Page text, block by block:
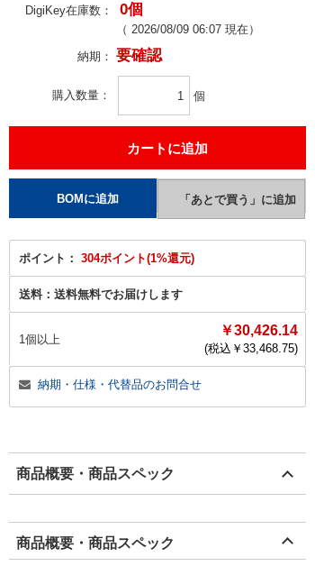
DigiKey在庫数： 0個
（ 2026/08/09 06:07 現在）
納期： 要確認
購入数量 個
ポイント： 304ポイント(1%還元)
送料： 送料無料でお届けします
1個以上
￥30,426.14
(税込￥ 33,468.75)
納期・仕様・代替品のお問合せ
商品概要・商品スペック
商品概要・商品スペック